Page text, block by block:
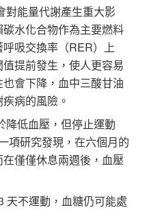
對能量代謝產生重大影
水化合物作為主要燃料
吸交換率（RER）上
提前發生，使人更容易
會下降，血中三酸甘油
病的風險。
降低血壓，但停止運動
項研究發現，在六個月的
僅僅休息兩週後，血壓
天不運動，血糖仍可能處